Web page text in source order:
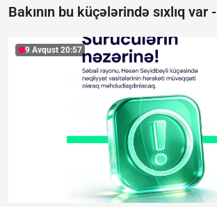
Bakının bu küçələrində sıxlıq var -
9 Avqust 20:57